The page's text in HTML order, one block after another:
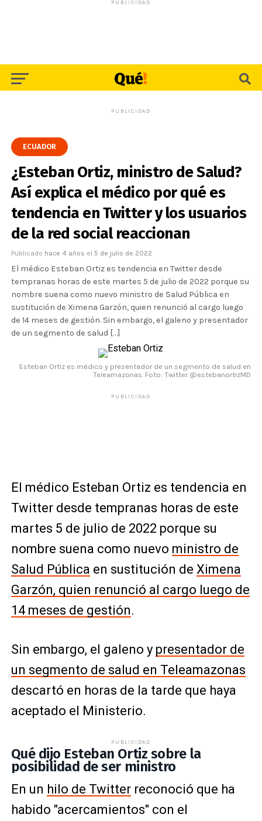
PUBLICIDAD
PUBLICIDAD
ECUADOR
¿Esteban Ortiz, ministro de Salud?
Así explica el médico por qué es
tendencia en Twitter y los usuarios
de la red social reaccionan
Publicado hace 4 años el 5 de julio de 2022
El médico Esteban Ortiz es tendencia en Twitter desde
tempranas horas de este martes 5 de julio de 2022 porque su
nombre suena como nuevo ministro de Salud Pública en
sustitución de Ximena Garzón, quien renunció al cargo luego
de 14 meses de gestión. Sin embargo, el galeno y presentador
de un segmento de salud […]
Esteban Ortiz es médico y presentador de un segmento de salud en
Teleamazonas. Foto: Twitter @estebanortizMD
PUBLICIDAD
El médico Esteban Ortiz es tendencia en
Twitter desde tempranas horas de este
martes 5 de julio de 2022 porque su
nombre suena como nuevo ministro de
Salud Pública en sustitución de Ximena
Garzón, quien renunció al cargo luego de
14 meses de gestión.
Sin embargo, el galeno y presentador de
un segmento de salud en Teleamazonas
descartó en horas de la tarde que haya
aceptado el Ministerio.
PUBLICIDAD
Qué dijo Esteban Ortiz sobre la
posibilidad de ser ministro
En un hilo de Twitterreconoció que ha
habido "acercamientos" con el